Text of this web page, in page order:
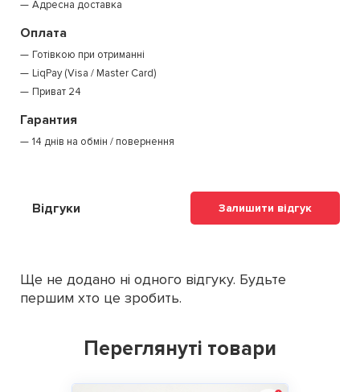
Адресна доставка
Оплата
Готівкою при отриманні
LiqPay (Visa / Master Card)
Приват 24
Гарантия
14 днів на обмін / повернення
Відгуки Залишити відгук
Ще не додано ні одного відгуку. Будьте
першим хто це зробить.
Переглянуті товари